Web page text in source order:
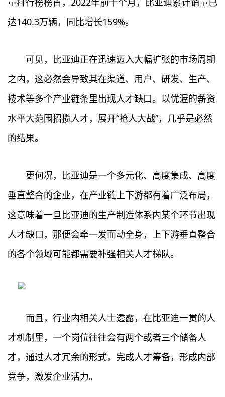
达140.3万辆，同比增长159%。
可见，比亚迪正在迅速迈入大幅扩张的市场周期
之内，这必然会导致其在渠道、用户、研发、生产、
技术等多个产业链条里出现人才缺口。以优渥的薪资
水平大范围招揽人才，展开“抢人大战”，几乎是必然
的结果。
更何况，比亚迪是一个多元化、高度集成、高度
垂直整合的企业，在产业链上下游都有着广泛布局，
这意味着一旦比亚迪的生产制造体系内某个环节出现
人才缺口，那便会牵一发而动全身，上下游垂直整合
的各个领域可能都需要补强相关人才梯队。
而且，行业内相关人士透露，在比亚迪一贯的人
才机制里，一个岗位往往会有两个或者三个储备人
才，通过人才冗余的形式，完成人才筹备，形成内部
竞争，激发企业活力。